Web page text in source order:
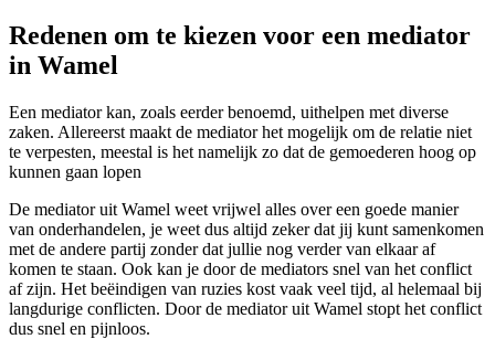
Redenen om te kiezen voor een mediator
in Wamel
Een mediator kan, zoals eerder benoemd, uithelpen met diverse
zaken. Allereerst maakt de mediator het mogelijk om de relatie niet
te verpesten, meestal is het namelijk zo dat de gemoederen hoog op
kunnen gaan lopen
De mediator uit Wamel weet vrijwel alles over een goede manier
van onderhandelen, je weet dus altijd zeker dat jij kunt samenkomen
met de andere partij zonder dat jullie nog verder van elkaar af
komen te staan. Ook kan je door de mediators snel van het conflict
af zijn. Het beëindigen van ruzies kost vaak veel tijd, al helemaal bij
langdurige conflicten. Door de mediator uit Wamel stopt het conflict
dus snel en pijnloos.